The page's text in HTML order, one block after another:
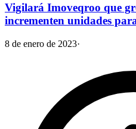
Vigilará Imoveqroo que
incrementen unidades
8 de enero de 2023·